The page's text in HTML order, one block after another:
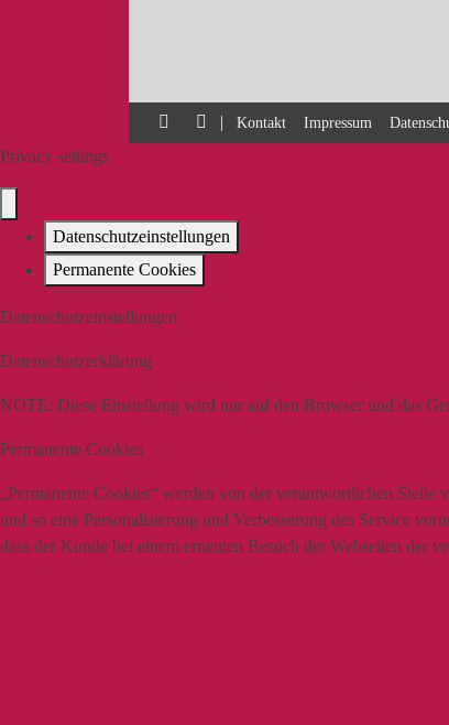
| Kontakt Impressum
Privacy settings
Datenschutzeinstellungen
Permanente Cookies
Datenschutzeinstellungen
Datenschutzerklärung
NOTE: Diese Einstellung wird nur auf den Browser und das
Permanente Cookies
„Permanente Cookies“ werden von der verantwortlichen
und so eine Personalisierung und Verbesserung des Service
dass der Kunde bei einem erneuten Besuch der Webseiten der